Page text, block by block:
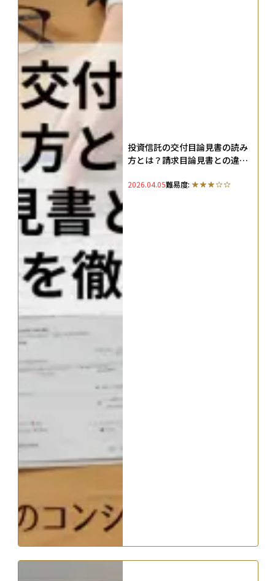
投資信託の交付目論見書の読み
方とは？請求目論見書との違い
2026.04.05難易度: